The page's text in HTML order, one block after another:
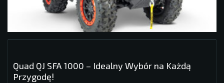
Quad QJ SFA 1000 – Idealny Wybór na Każdą
Przygodę!